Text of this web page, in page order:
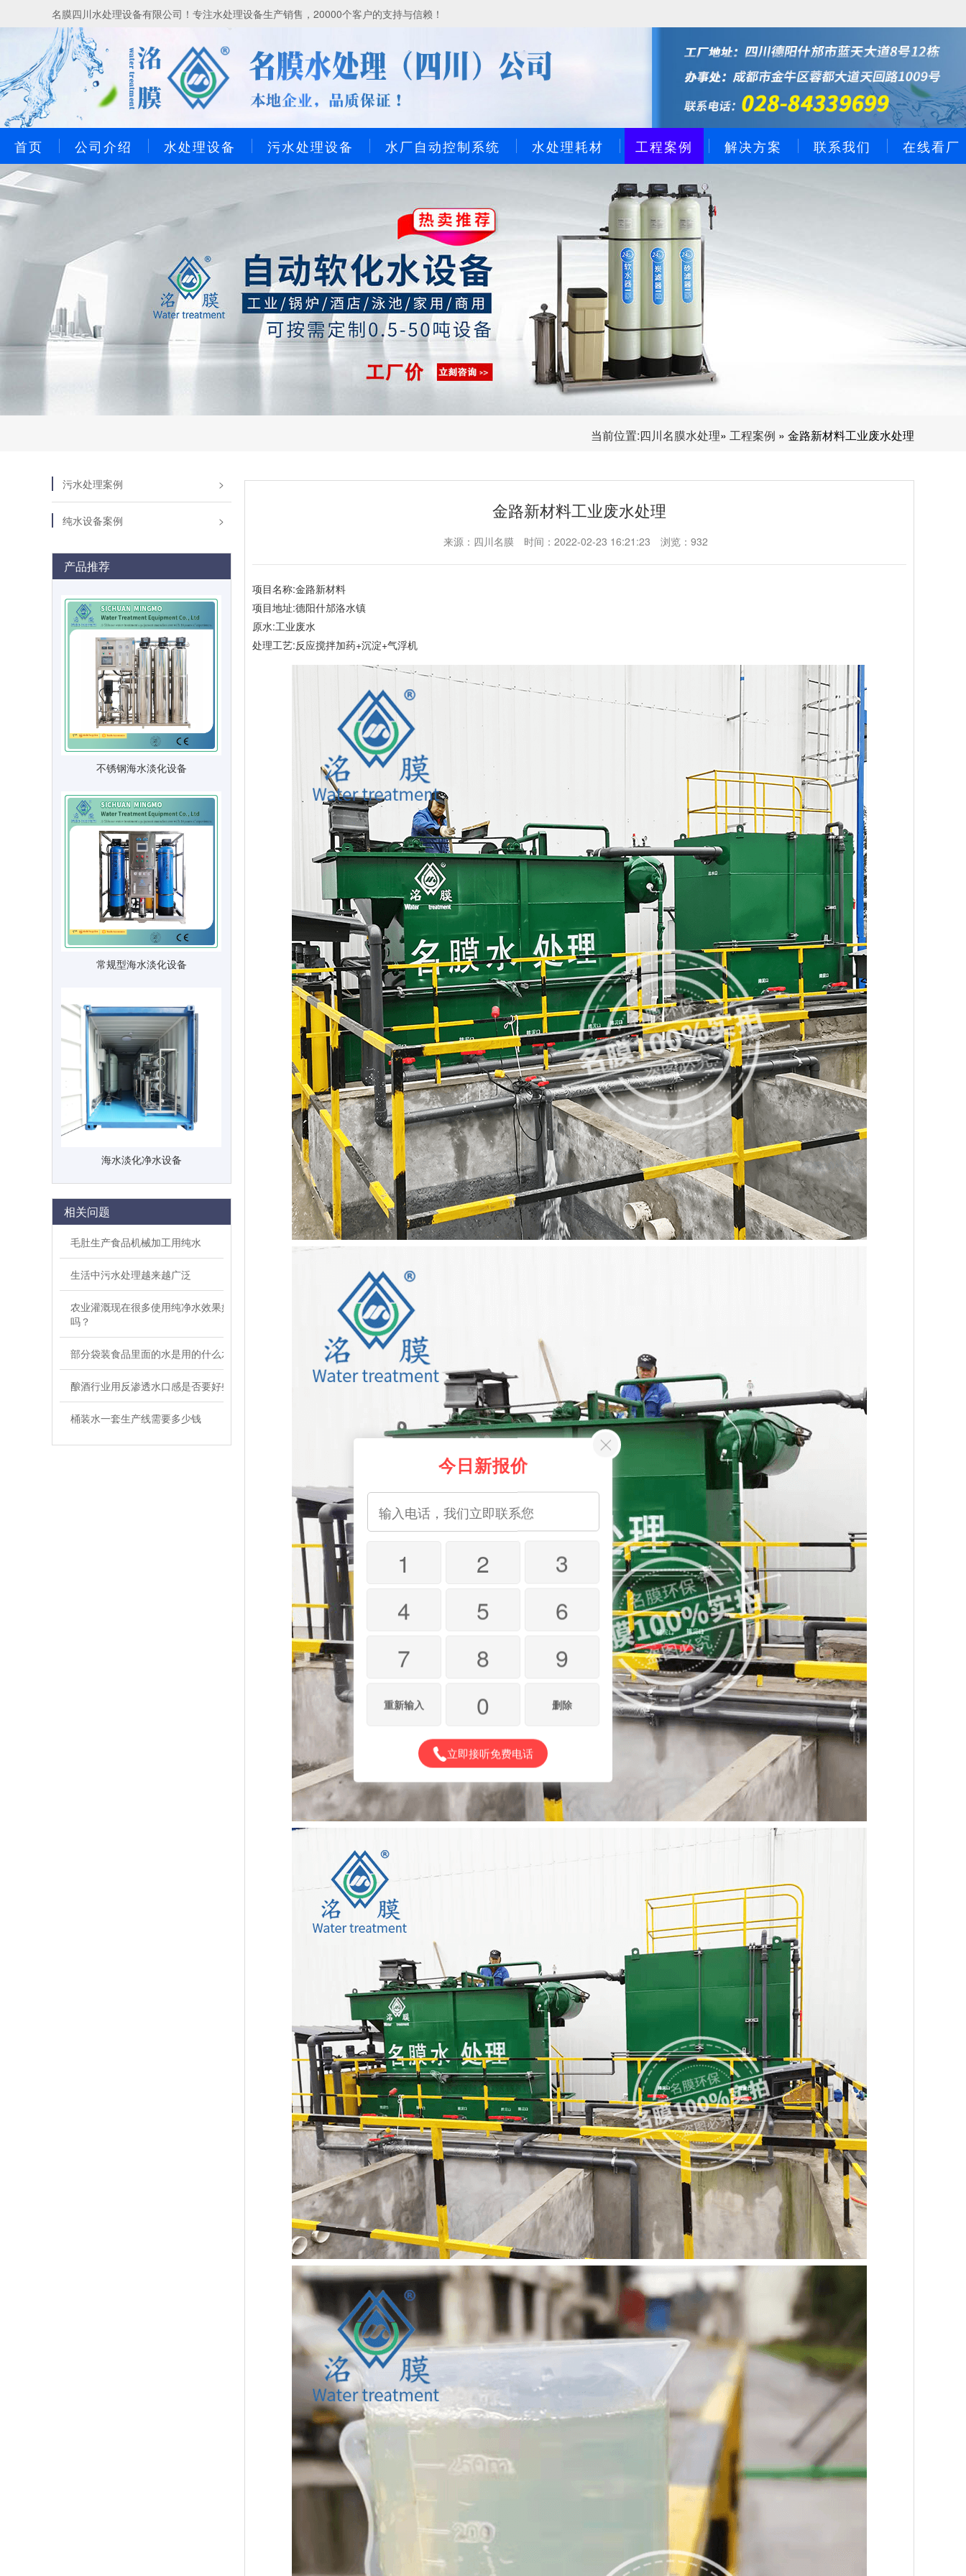
名膜四川水处理设备有限公司！专注水处理设备生产销售，20000个客户的支持与信赖！
首页 公司介绍 水处理设备 污水处理设备 水厂自动控制系统 水处理耗材 工程案例 解决方案 联系我们 在线看厂
当前位置:四川名膜水处理» 工程案例 » 金路新材料工业废水处理
污水处理案例
纯水设备案例
产品推荐
不锈钢海水淡化设备
常规型海水淡化设备
海水淡化净水设备
相关问题
毛肚生产食品机械加工用纯水
生活中污水处理越来越广泛
农业灌溉现在很多使用纯净水效果好
吗？
部分袋装食品里面的水是用的什么水
酿酒行业用反渗透水口感是否要好些
桶装水一套生产线需要多少钱
金路新材料工业废水处理
来源：四川名膜 时间：2022-02-23 16:21:23 浏览：932
项目名称:金路新材料
项目地址:德阳什邡洛水镇
原水:工业废水
处理工艺:反应搅拌加药+沉淀+气浮机
今日新报价
1 2
3
4
5
6
7
8 9
重新输入 0 删除
立即接听免费电话